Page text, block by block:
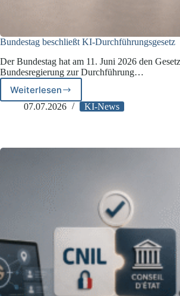
Bundestag beschließt KI-Durchführungsgesetz
Der Bundestag hat am 11. Juni 2026 den
Bundesregierung zur Durchführung…
WeiterlesenBundestag
beschließt
07.07.2026 KI-News